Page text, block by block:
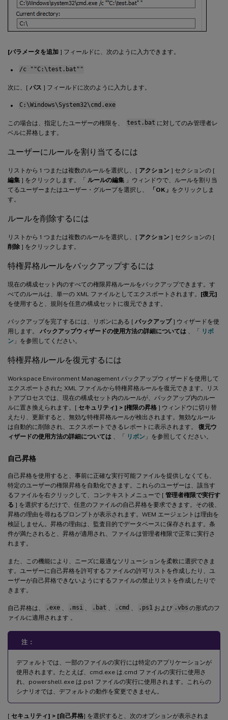
[パラメータを追加 ] フィールドに、次のように入力できます。
/c ""C:\test.bat""
次に、[ パス ] フィールドに次のように入力します。
C:\Windows\System32\cmd.exe
この場合は、指定したユーザーの権限を、 test.bat に対してのみ管理者レ
ベルに昇格します。
ユーザーにルールを割り当てるには
リストから 1 つまたは複数のルールを選択し、[ アクション ] セクションの [
編集 ] をクリックします。「 ルールの編集 」ウィンドウで、ルールを割り当
てるユーザーまたはユーザー・グループを選択し、
「OK」 をクリックしま
す。
ルールを削除するには
リストから 1 つまたは複数のルールを選択し、[ アクション ] セクションの [
削除 ] をクリックします。
特権昇格ルールをバックアップするには
現在の構成セット内のすべての権限昇格ルールをバックアップできます。す
べてのルールは、単一の XML ファイルとしてエクスポートされます。 [復元]
を使用すると、規則を任意の構成セットに復元できます。
バックアップを完了するには、リボンにある [ バックアップ] ウィザードを使
用します。 バックアップウィザードの使用方法の詳細については 、「 リボ
ン 」を参照してください。
特権昇格ルールを復元するには
Workspace Environment Management バックアップウィザードを使用して
エクスポートされた XML ファイルから特権昇格ルールを復元できます。リス
トアプロセスでは、現在の構成セット内のルールが、バックアップ内のルー
ルに置き換えられます。[ セキュリティ] > [権限の昇格 ] ウィンドウに切り替
えたり、更新すると、無効な特権昇格ルールが検出されます。無効なルール
は自動的に削除され、エクスポートできるレポートに表示されます。 復元ウ
ィザードの使用方法の詳細については 、「 リボン 」を参照してください。
自己昇格
自己昇格を使用すると、事前に正確な実行可能ファイルを提供しなくても、
特定のユーザーの権限昇格を自動化できます。これらのユーザーは、該当す
るファイルを右クリックして、コンテキストメニューで [ 管理者権限で実行す
る ] を選択するだけで、任意のファイルの自己昇格を要求できます。その後、
昇格の理由を尋ねるプロンプトが表示されます。WEM エージェントは理由を
検証しません。昇格の理由は、監査目的でデータベースに保存されます。条
件が満たされると、昇格が適用され、ファイルは管理者権限で正常に実行さ
れます。
また、この機能により、ニーズに最適なソリューションを柔軟に選択できま
す。ユーザーに自己昇格を許可するファイルの許可リストを作成したり、ユ
ーザーが自己昇格できないようにするファイルの禁止リストを作成したりで
きます。
自己昇格は、 .exe .msi .bat .cmd .ps1 および .vbs の形式のフ
ァイルに適用されます 。
注：
デフォルトでは、一部のファイルの実行には特定のアプリケーションが
使用されます。たとえば、cmd.exe は.cmd ファイルの実行に使用さ
れ、powershell.exe は.ps1 ファイルの実行に使用されます。これらの
シナリオでは、デフォルトの動作を変更できません。
[ セキュリティ] > [自己昇格] を選択すると、次のオプションが表示されま